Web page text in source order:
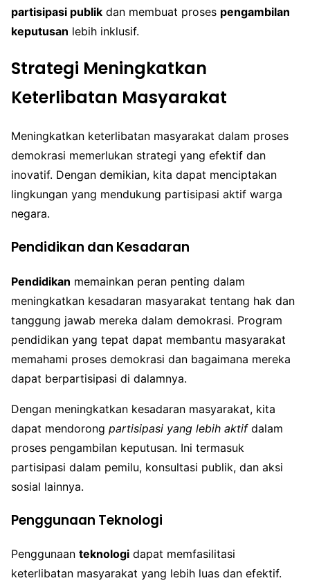
partisipasi publik dan membuat proses pengambilan
keputusan lebih inklusif.
Strategi Meningkatkan
Keterlibatan Masyarakat
Meningkatkan keterlibatan masyarakat dalam proses
demokrasi memerlukan strategi yang efektif dan
inovatif. Dengan demikian, kita dapat menciptakan
lingkungan yang mendukung partisipasi aktif warga
negara.
Pendidikan dan Kesadaran
Pendidikan memainkan peran penting dalam
meningkatkan kesadaran masyarakat tentang hak dan
tanggung jawab mereka dalam demokrasi. Program
pendidikan yang tepat dapat membantu masyarakat
memahami proses demokrasi dan bagaimana mereka
dapat berpartisipasi di dalamnya.
Dengan meningkatkan kesadaran masyarakat, kita
dapat mendorong partisipasi yang lebih aktifdalam
proses pengambilan keputusan. Ini termasuk
partisipasi dalam pemilu, konsultasi publik, dan aksi
sosial lainnya.
Penggunaan Teknologi
Penggunaan teknologi dapat memfasilitasi
keterlibatan masyarakat yang lebih luas dan efektif.